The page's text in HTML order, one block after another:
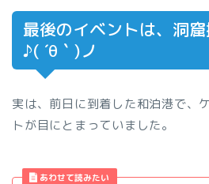
最後のイベントは、洞
♪( ´θ｀)ノ
実は、前日に到着した和泊港で、
トが目にとまっていました。